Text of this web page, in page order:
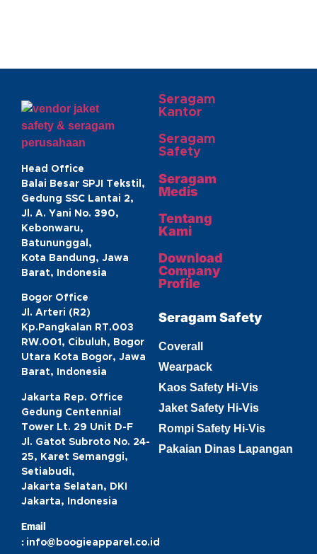
Head Office
Balai Besar SPJI Tekstil,
Gedung SSC Lantai 2,
Jl. A. Yani No. 390,
Kebonwaru,
Batununggal,
Kota Bandung, Jawa
Barat, Indonesia
Bogor Office
Jl. Arteri (R2)
Kp.Pangkalan RT.003
RW.001, Cibuluh, Bogor
Utara Kota Bogor, Jawa
Barat, Indonesia
Jakarta Rep. Office
Gedung Centennial
Tower Lt. 29 Unit D-F
Jl. Gatot Subroto No. 24-
25, Karet Semanggi,
Setiabudi,
Jakarta Selatan, DKI
Jakarta, Indonesia
Email
: info@boogieapparel.co.id
Seragam
Kantor
Seragam
Safety
Seragam
Medis
Tentang
Kami
Download
Company
Profile
Seragam Safety
Coverall
Wearpack
Kaos Safety Hi-Vis
Jaket Safety Hi-Vis
Rompi Safety Hi-Vis
Pakaian Dinas Lapangan